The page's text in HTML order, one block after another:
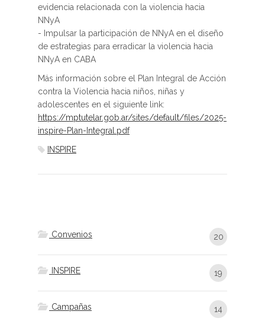
evidencia relacionada con la violencia hacia
NNyA
- Impulsar la participación de NNyA en el diseño
de estrategias para erradicar la violencia hacia
NNyA en CABA
Más información sobre el Plan Integral de Acción
contra la Violencia hacia niños, niñas y
adolescentes en el siguiente link:
https://mptutelar.gob.ar/sites/default/files/2025-
inspire-Plan-Integral.pdf
INSPIRE
Convenios 20
INSPIRE 19
Campañas 14